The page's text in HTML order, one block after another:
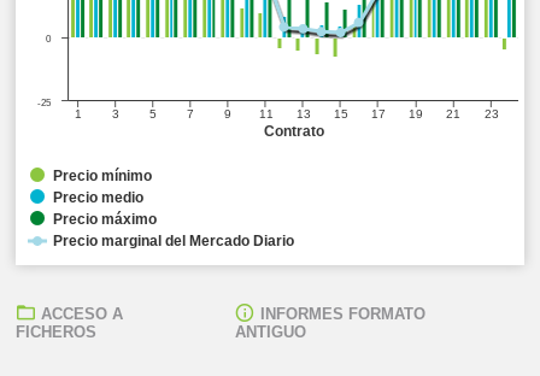
Contrato
1 3 5 7 9 11 13 15 17 19 21 23
0
-25
Precio mínimo
Precio medio
Precio máximo
Precio marginal del Mercado Diario
ACCESO A
FICHEROS
INFORMES FORMATO
ANTIGUO